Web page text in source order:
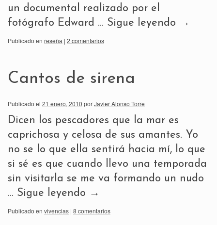
un documental realizado por el
fotógrafo Edward … Sigue leyendo →
Publicado en reseña | 2 comentarios
Cantos de sirena
Publicado el 21 enero, 2010 porJavier Alonso Torre
Dicen los pescadores que la mar es
caprichosa y celosa de sus amantes. Yo
no se lo que ella sentirá hacia mí, lo que
si sé es que cuando llevo una temporada
sin visitarla se me va formando un nudo
… Sigue leyendo →
Publicado en vivencias | 8 comentarios